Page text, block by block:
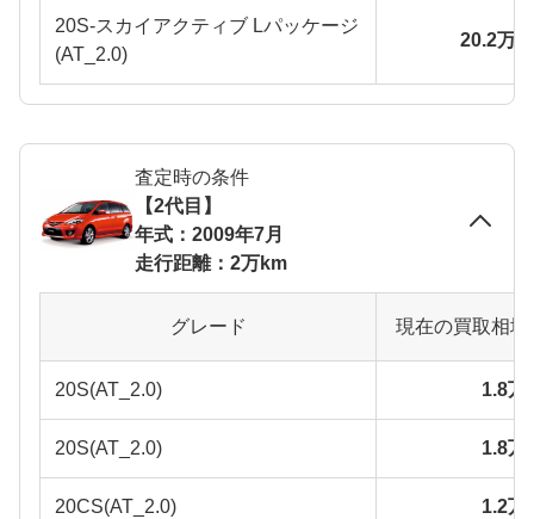
20S-スカイアクティブ Lパッケージ
(AT_2.0)
20.2万
査定時の条件
【2代目】
年式：2009年7月
走行距離：2万km
グレード 現在の買取相
20S(AT_2.0) 1.8万
20S(AT_2.0) 1.8万
20CS(AT_2.0) 1.2万